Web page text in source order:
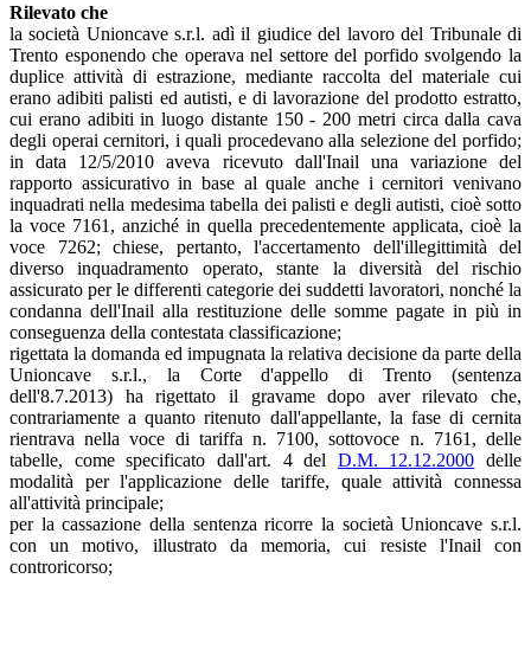
Rilevato che
la società Unioncave s.r.l. adì il giudice del lavoro del Tribunale di
Trento esponendo che operava nel settore del porfido svolgendo la
duplice attività di estrazione, mediante raccolta del materiale cui
erano adibiti palisti ed autisti, e di lavorazione del prodotto estratto,
cui erano adibiti in luogo distante 150 - 200 metri circa dalla cava
degli operai cernitori, i quali procedevano alla selezione del porfido;
in data 12/5/2010 aveva ricevuto dall'Inail una variazione del
rapporto assicurativo in base al quale anche i cernitori venivano
inquadrati nella medesima tabella dei palisti e degli autisti, cioè sotto
la voce 7161, anziché in quella precedentemente applicata, cioè la
voce 7262; chiese, pertanto, l'accertamento dell'illegittimità del
diverso inquadramento operato, stante la diversità del rischio
assicurato per le differenti categorie dei suddetti lavoratori, nonché la
condanna dell'Inail alla restituzione delle somme pagate in più in
conseguenza della contestata classificazione;
rigettata la domanda ed impugnata la relativa decisione da parte della
Unioncave s.r.l., la Corte d'appello di Trento (sentenza
dell'8.7.2013) ha rigettato il gravame dopo aver rilevato che,
contrariamente a quanto ritenuto dall'appellante, la fase di cernita
rientrava nella voce di tariffa n. 7100, sottovoce n. 7161, delle
tabelle, come specificato dall'art. 4 del D.M. 12.12.2000 delle
modalità per l'applicazione delle tariffe, quale attività connessa
all'attività principale;
per la cassazione della sentenza ricorre la società Unioncave s.r.l.
con un motivo, illustrato da memoria, cui resiste l'Inail con
controricorso;